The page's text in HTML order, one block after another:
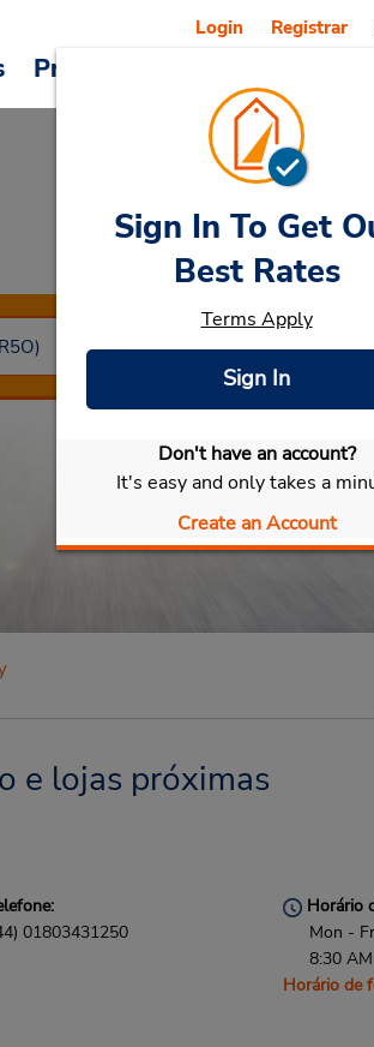
Promoções Veículos e
Login Registrar
Car Rental
Selecionar meu carro
Sign In To Get
Best Rates
Terms Apply
Sign In
Don't have an account?
It's easy and only takes a
Create an Account
e lojas próximas
01803431250
Horário
Mon -
8:30
Horário de